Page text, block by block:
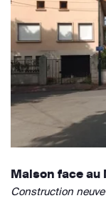
Maison face au
Construction